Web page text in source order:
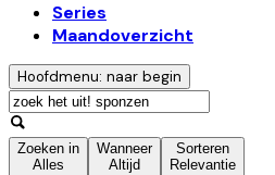
Series
Maandoverzicht
Hoofdmenu: naar begin
Zoeken in
Alles
Wanneer
Altijd
Sorteren
Relevantie